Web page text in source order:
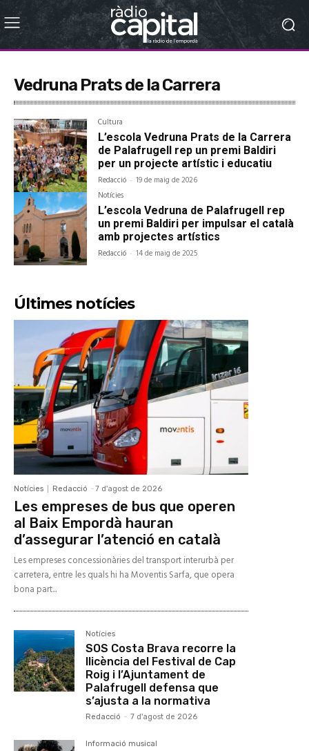
Vedruna Prats de la Carrera
Cultura
L’escola Vedruna Prats de la Carrera
de Palafrugell rep un premi Baldiri
per un projecte artístic i educatiu
Redacció - 19 de maig de 2026
Notícies
L’escola Vedruna de Palafrugell rep
un premi Baldiri per impulsar el català
amb projectes artístics
Redacció - 14 de maig de 2025
Últimes notícies
Notícies Redacció - 7 d'agost de 2026
Les empreses de bus que operen
al Baix Empordà hauran
d’assegurar l’atenció en català
Les empreses concessionàries del transport interurbà per
carretera, entre les quals hi ha Moventis Sarfa, que opera
bona part...
Notícies
SOS Costa Brava recorre la
llicència del Festival de Cap
Roig i l’Ajuntament de
Palafrugell defensa que
s’ajusta a la normativa
Redacció - 7 d'agost de 2026
Informació musical